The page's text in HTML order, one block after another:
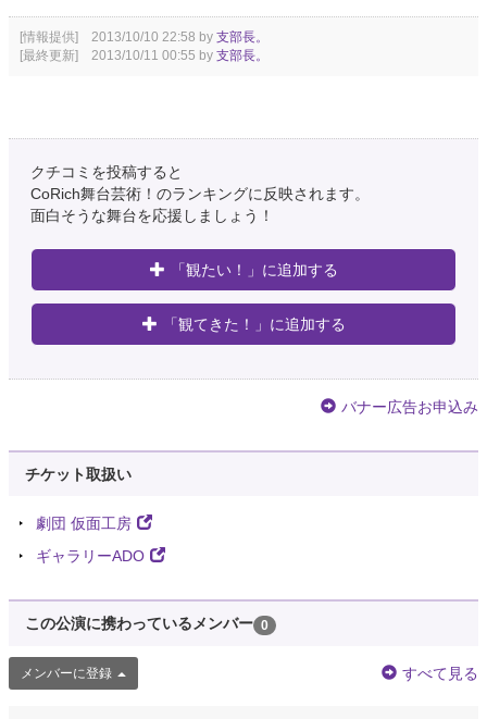
[情報提供] 2013/10/10 22:58 by 支部長。
[最終更新] 2013/10/11 00:55 by 支部長。
クチコミを投稿すると
CoRich舞台芸術！のランキングに反映されます。
面白そうな舞台を応援しましょう！
「観たい！」に追加する
「観てきた！」に追加する
バナー広告お申込み
チケット取扱い
劇団 仮面工房
ギャラリーADO
この公演に携わっているメンバー 0
メンバーに登録 すべて見る